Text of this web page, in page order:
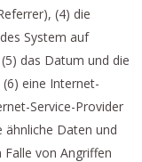
(4) die
System auf
das Datum und die
eine Internet-
Service-Provider
ähnliche Daten und
von Angriffen